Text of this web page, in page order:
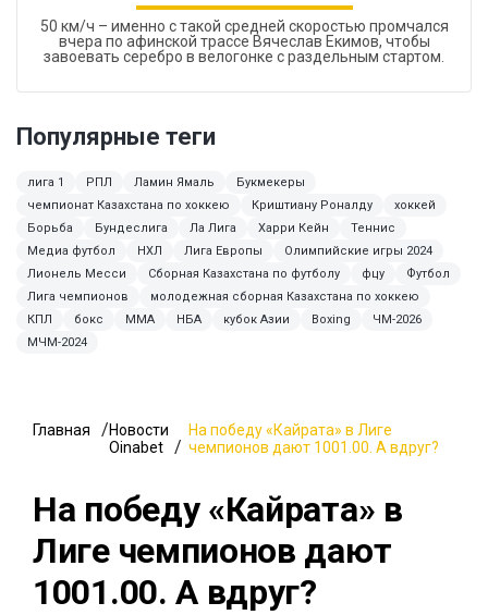
50 км/ч – именно с такой средней скоростью промчался
вчера по афинской трассе Вячеслав Екимов, чтобы
завоевать серебро в велогонке с раздельным стартом.
Популярные теги
лига 1 РПЛ Ламин Ямаль
Букмекеры
чемпионат Казахстана по хоккею
Криштиану Роналду
хоккей
Борьба
Бундеслига Ла Лига Харри Кейн
Теннис
Медиа футбол
НХЛ Лига Европы
Олимпийские игры 2024
Лионель Месси
Сборная Казахстана по футболу фцу
Футбол
Лига чемпионов
молодежная сборная Казахстана по хоккею
КПЛ
бокс MMA НБА кубок Азии Boxing
ЧМ-2026
МЧМ-2024
Главная
Новости
Oinabet
На победу «Кайрата» в Лиге
чемпионов дают 1001.00. А вдруг?
На победу «Кайрата» в
Лиге чемпионов дают
1001.00. А вдруг?